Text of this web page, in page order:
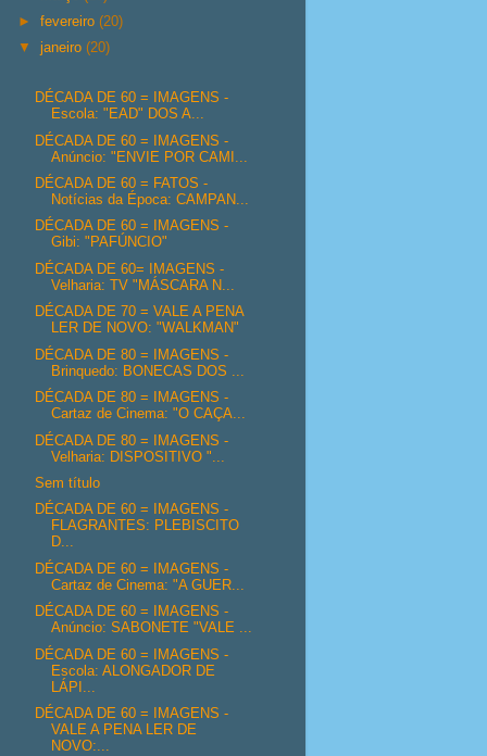
►fevereiro(20)
▼janeiro(20)
DÉCADA DE 60 = IMAGENS -
Escola: "EAD" DOS A...
DÉCADA DE 60 = IMAGENS -
Anúncio: "ENVIE POR CAMI...
DÉCADA DE 60 = FATOS -
Notícias da Época: CAMPAN...
DÉCADA DE 60 = IMAGENS -
Gibi: "PAFÚNCIO"
DÉCADA DE 60= IMAGENS -
Velharia: TV "MÁSCARA N...
DÉCADA DE 70 = VALE A PENA
LER DE NOVO: "WALKMAN"
DÉCADA DE 80 = IMAGENS -
Brinquedo: BONECAS DOS ...
DÉCADA DE 80 = IMAGENS -
Cartaz de Cinema: "O CAÇA...
DÉCADA DE 80 = IMAGENS -
Velharia: DISPOSITIVO "...
Sem título
DÉCADA DE 60 = IMAGENS -
FLAGRANTES: PLEBISCITO
D...
DÉCADA DE 60 = IMAGENS -
Cartaz de Cinema: "A GUER...
DÉCADA DE 60 = IMAGENS -
Anúncio: SABONETE "VALE ...
DÉCADA DE 60 = IMAGENS -
Escola: ALONGADOR DE
LÁPI...
DÉCADA DE 60 = IMAGENS -
VALE A PENA LER DE
NOVO:...